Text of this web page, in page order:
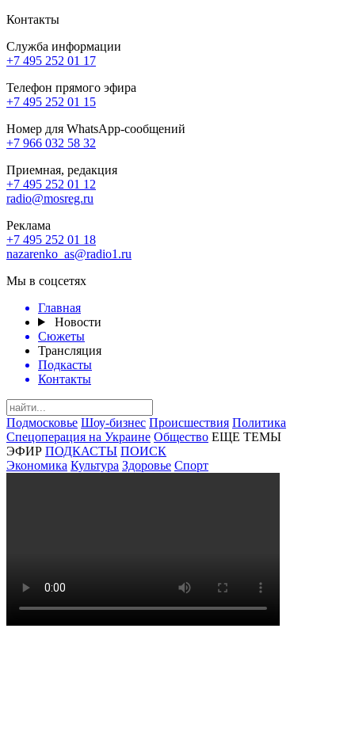
Контакты
Служба информации
+7 495 252 01 17
Телефон прямого эфира
+7 495 252 01 15
Номер для WhatsApp-сообщений
+7 966 032 58 32
Приемная, редакция
+7 495 252 01 12
radio@mosreg.ru
Реклама
+7 495 252 01 18
nazarenko_as@radio1.ru
Мы в соцсетях
Главная
Новости
Сюжеты
Трансляция
Подкасты
Контакты
Подмосковье Шоу-бизнес Происшествия Политика
Спецоперация на Украине Общество ЕЩЕ ТЕМЫ
ЭФИР ПОДКАСТЫ ПОИСК
Экономика Культура Здоровье Спорт